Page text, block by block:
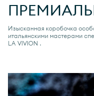
Изысканная коробочка
итальянскими мастерами
LA VIVION .